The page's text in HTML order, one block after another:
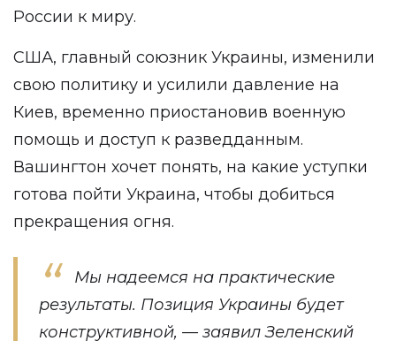
России к миру.
США, главный союзник Украины, изменили
свою политику и усилили давление на
Киев, временно приостановив военную
помощь и доступ к разведданным.
Вашингтон хочет понять, на какие уступки
готова пойти Украина, чтобы добиться
прекращения огня.
Мы надеемся на практические
результаты. Позиция Украины будет
конструктивной, — заявил Зеленский